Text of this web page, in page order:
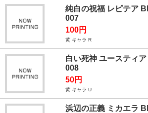
純白の祝福 レピテア
007
100円
黄 キャラ R
白い死神 ユースティ
008
50円
黄 キャラ U
浜辺の正義 ミカエラ